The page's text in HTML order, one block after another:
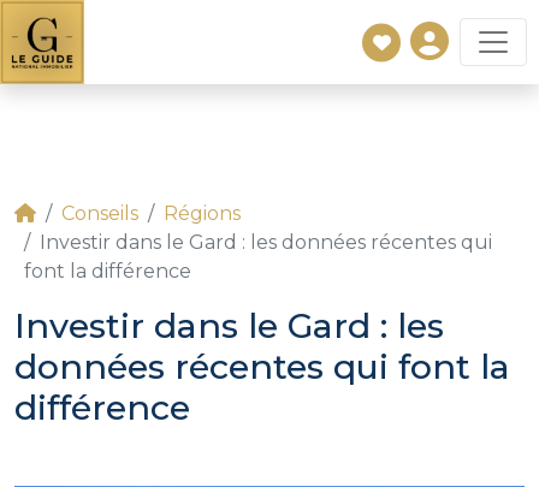
Conseils
Régions
Investir dans le Gard : les données récentes qui
font la différence
Investir dans le Gard : les
données récentes qui font la
différence